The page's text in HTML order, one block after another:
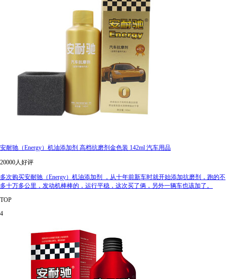
安耐驰（Energy）机油添加剂 高档抗磨剂金色装 142ml 汽车用品
20000人好评
多次购买安耐驰（Energy）机油添加剂 ，从十年前新车时就开始添加抗磨剂，跑的不
多十万多公里，发动机棒棒的，运行平稳，这次买了俩，另外一辆车也该加了。
TOP
4